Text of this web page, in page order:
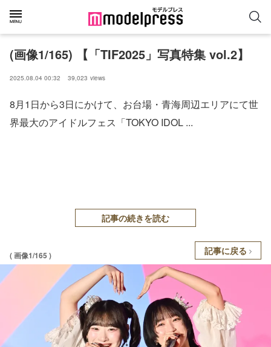
(画像1/165) 【「TIF2025」写真特集 vol.2】
2025.08.04 00:32 39,023 views
8月1日から3日にかけて、お台場・青海周辺エリアにて世
界最大のアイドルフェス「TOKYO IDOL ...
記事の続きを読む
( 画像1/165 ) 記事に戻る